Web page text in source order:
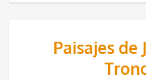
Paisajes de